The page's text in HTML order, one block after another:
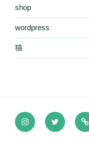
shop
wordpress
猫
InstagramTwitter
プ
ラ